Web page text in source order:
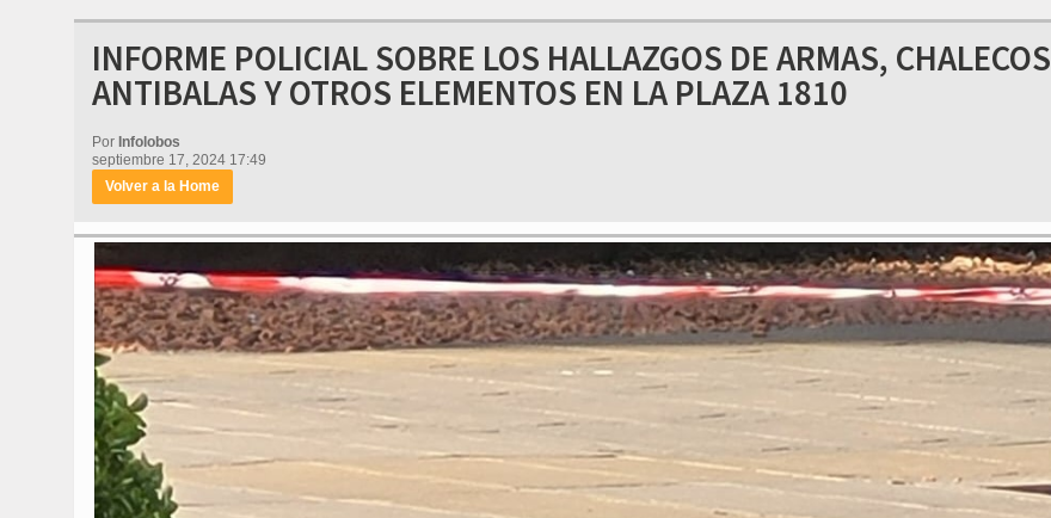
INFORME POLICIAL SOBRE LOS HALLAZGOS DE ARMAS, CHALECOS
ANTIBALAS Y OTROS ELEMENTOS EN LA PLAZA 1810
Por Infolobos
septiembre 17, 2024 17:49
Volver a la Home